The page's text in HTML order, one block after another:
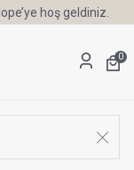
hoş geldiniz.
0